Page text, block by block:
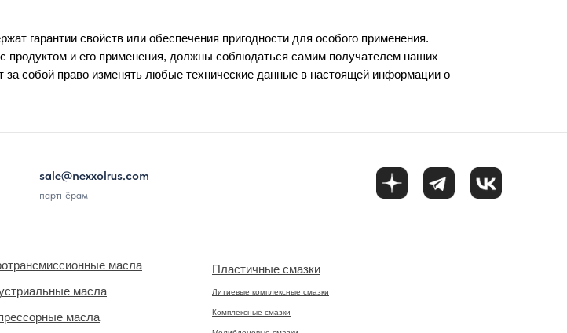
гарантии свойств или обеспечения пригодности для особого применения.
и его применения, должны соблюдаться самим получателем наших
собой право изменять любые технические данные в настоящей информации о
партнёрам
sale@nexxolrus.com
масла
масла
масла
Пластичные смазки
Литиевые комплексные смазки
Комплексные смазки